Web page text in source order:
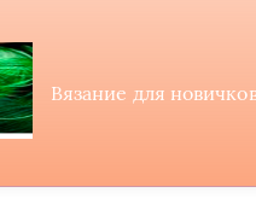
Вязание для